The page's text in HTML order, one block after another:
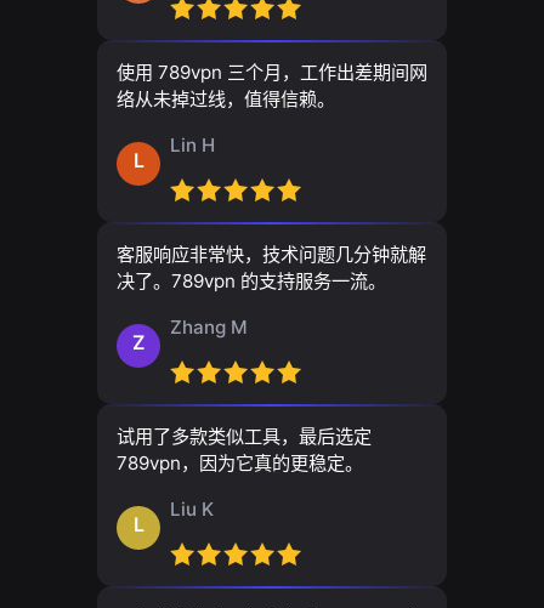
使用 789vpn 三个月，工作出差期间网
络从未掉过线，值得信赖。
L
Lin H
客服响应非常快，技术问题几分钟就解
决了。789vpn 的支持服务一流。
Z
Zhang M
试用了多款类似工具，最后选定
789vpn，因为它真的更稳定。
L
Liu K